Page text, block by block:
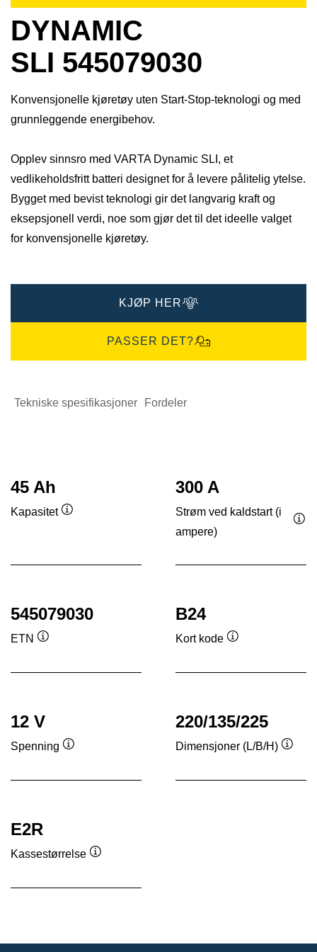
DYNAMIC
SLI 545079030
Konvensjonelle kjøretøy uten Start-Stop-teknologi og med
grunnleggende energibehov.
Opplev sinnsro med VARTA Dynamic SLI, et
vedlikeholdsfritt batteri designet for å levere pålitelig ytelse.
Bygget med bevist teknologi gir det langvarig kraft og
eksepsjonell verdi, noe som gjør det til det ideelle valget
for konvensjonelle kjøretøy.
KJØP HER
PASSER DET?
Tekniske spesifikasjoner Fordeler
45 Ah
Kapasitet
300 A
Strøm ved kaldstart (i
ampere)
545079030
ETN
B24
Kort kode
12 V
Spenning
220/135/225
Dimensjoner (L/B/H)
E2R
Kassestørrelse